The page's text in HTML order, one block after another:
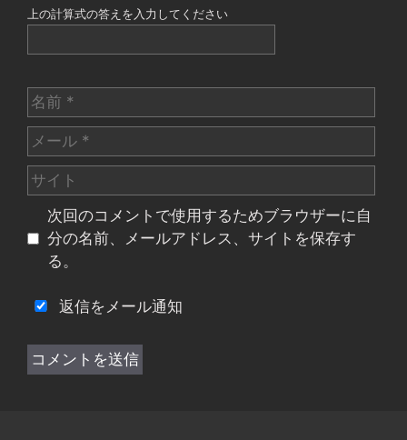
上の計算式の答えを入力してください
名
前
メ
ー
ル
サ
イ
次回のコメントで使用するためブラウザーに自
分の名前、メールアドレス、サイトを保存す
る。
返信をメール通知